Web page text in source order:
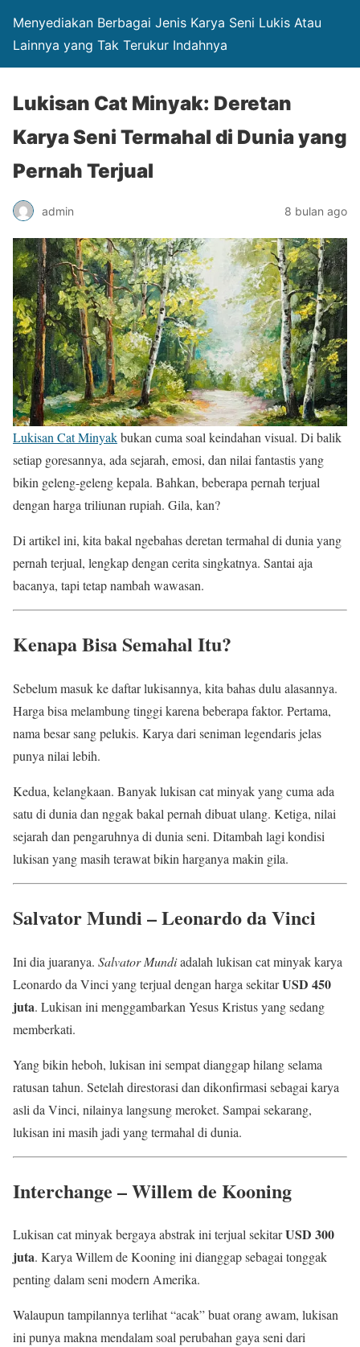
Menyediakan Berbagai Jenis Karya Seni Lukis Atau
Lainnya yang Tak Terukur Indahnya
Lukisan Cat Minyak: Deretan
Karya Seni Termahal di Dunia yang
Pernah Terjual
admin 8 bulan ago
Lukisan Cat Minyakbukan cuma soal keindahan visual. Di balik
setiap goresannya, ada sejarah, emosi, dan nilai fantastis yang
bikin geleng-geleng kepala. Bahkan, beberapa pernah terjual
dengan harga triliunan rupiah. Gila, kan?
Di artikel ini, kita bakal ngebahas deretan termahal di dunia yang
pernah terjual, lengkap dengan cerita singkatnya. Santai aja
bacanya, tapi tetap nambah wawasan.
Kenapa Bisa Semahal Itu?
Sebelum masuk ke daftar lukisannya, kita bahas dulu alasannya.
Harga bisa melambung tinggi karena beberapa faktor. Pertama,
nama besar sang pelukis. Karya dari seniman legendaris jelas
punya nilai lebih.
Kedua, kelangkaan. Banyak lukisan cat minyak yang cuma ada
satu di dunia dan nggak bakal pernah dibuat ulang. Ketiga, nilai
sejarah dan pengaruhnya di dunia seni. Ditambah lagi kondisi
lukisan yang masih terawat bikin harganya makin gila.
Salvator Mundi – Leonardo da Vinci
Ini dia juaranya. Salvator Mundiadalah lukisan cat minyak karya
Leonardo da Vinci yang terjual dengan harga sekitarUSD 450
juta. Lukisan ini menggambarkan Yesus Kristus yang sedang
memberkati.
Yang bikin heboh, lukisan ini sempat dianggap hilang selama
ratusan tahun. Setelah direstorasi dan dikonfirmasi sebagai karya
asli da Vinci, nilainya langsung meroket. Sampai sekarang,
lukisan ini masih jadi yang termahal di dunia.
Interchange – Willem de Kooning
Lukisan cat minyak bergaya abstrak ini terjual sekitarUSD 300
juta. Karya Willem de Kooning ini dianggap sebagai tonggak
penting dalam seni modern Amerika.
Walaupun tampilannya terlihat “acak” buat orang awam, lukisan
ini punya makna mendalam soal perubahan gaya seni dari